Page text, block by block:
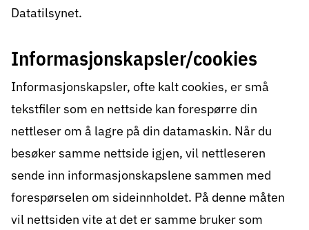
Datatilsynet.
Informasjonskapsler/cookies
Informasjonskapsler, ofte kalt cookies, er små
tekstfiler som en nettside kan forespørre din
nettleser om å lagre på din datamaskin. Når du
besøker samme nettside igjen, vil nettleseren
sende inn informasjonskapslene sammen med
forespørselen om sideinnholdet. På denne måten
vil nettsiden vite at det er samme bruker som